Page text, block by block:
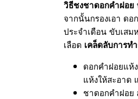
วิธีชงชาดอกคำฝอย
จากนั้นกรองเอา ด
ประจำเดือน ขับเสม
เลือด เคล็ดลับการท
ดอกคำฝอยแห้ง
แห้งให้สะอาด
ชาดอกคำฝอย